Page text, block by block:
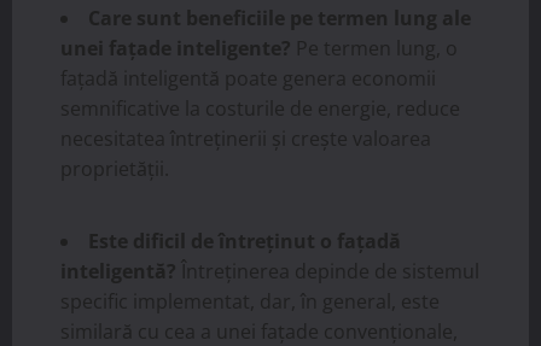
Care sunt beneficiile pe termen lung ale
unei fațade inteligente? Pe termen lung, o
fațadă inteligentă poate genera economii
semnificative la costurile de energie, reduce
necesitatea întreținerii și crește valoarea
proprietății.
Este dificil de întreținut o fațadă
inteligentă? Întreținerea depinde de sistemul
specific implementat, dar, în general, este
similară cu cea a unei fațade convenționale,